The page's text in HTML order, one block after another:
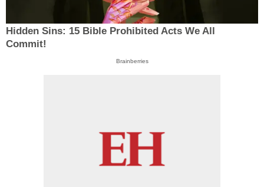
Hidden Sins: 15 Bible Prohibited Acts We All
Commit!
Brainberries